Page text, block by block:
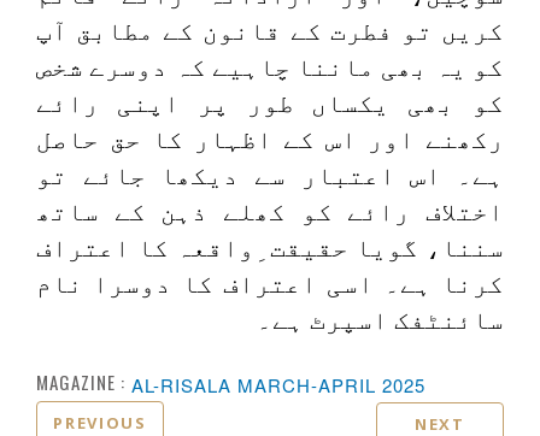
کریں تو فطرت کے قانون کے مطابق آپ
کو یہ بھی ماننا چاہیے کہ دوسرے شخص
کو بھی یکساں طور پر اپنی رائے
رکھنے اور اس کے اظہار کا حق حاصل
ہے۔ اس اعتبار سے دیکھا جائے تو
اختلاف رائے کو کھلے ذہن کے ساتھ
سننا، گویا حقیقت ِواقعہ کا اعتراف
کرنا ہے۔ اسی اعتراف کا دوسرا نام
سائنٹفک اسپرٹ ہے۔
MAGAZINE : AL-RISALA MARCH-APRIL 2025
PREVIOUS NEXT